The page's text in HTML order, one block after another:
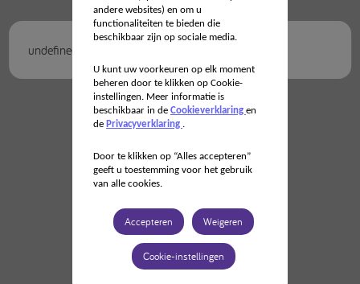
undefined
andere websites) en om u
functionaliteiten te bieden die
beschikbaar zijn op sociale media.
U kunt uw voorkeuren op elk moment
beheren door te klikken op Cookie-
instellingen. Meer informatie is
beschikbaar in de Cookieverklaring en
de Privacyverklaring .
Door te klikken op “Alles accepteren”
geeft u toestemming voor het gebruik
van alle cookies.
Accepteren Weigeren
Cookie-instellingen